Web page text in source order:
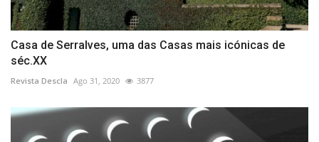
Casa de Serralves, uma das Casas mais icónicas de
séc.XX
Revista Descla Ago 31, 2020 3877